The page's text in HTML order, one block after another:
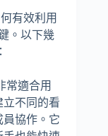
有效利用
。以下幾
常適合用
立不同的看
協作。它